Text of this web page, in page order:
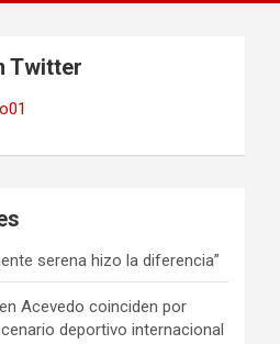
Twitter
serena hizo la diferencia”
Acevedo coinciden por
deportivo internacional